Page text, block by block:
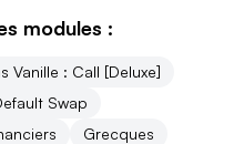
modules :
Vanille : Call [Deluxe]
Swap
Grecques